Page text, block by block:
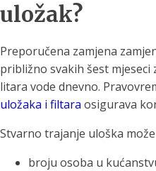
uložak?
Preporučena zamjena
približno svakih šest
litara vode dnevno.
uložaka i filtara osigurava
Stvarno trajanje uloška
broju osoba u